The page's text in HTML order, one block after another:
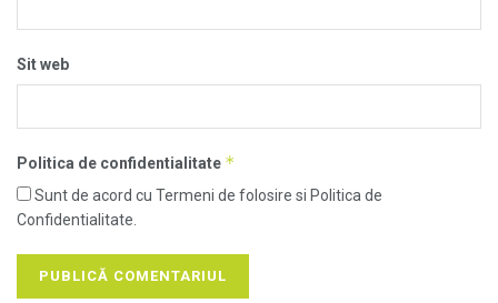
Sit web
Politica de confidentialitate *
Sunt de acord cu Termeni de folosire si Politica de
Confidentialitate.